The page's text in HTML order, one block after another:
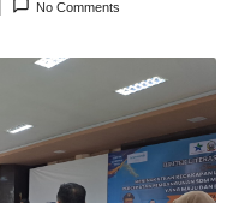
No Comments